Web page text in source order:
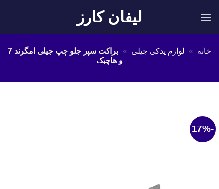
لیفان کارز
خانه » لوازم یدکی جیلی »
براکت سپر جلو چپ جیلی امگرند 7
و هاچبک
-17%